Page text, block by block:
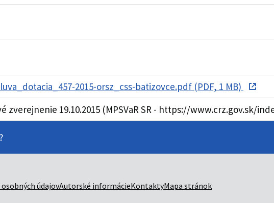
2015-orsz_css-batizovce.pdf (PDF, 1 MB)
zverejnenie 19.10.2015 (MPSVaR SR - https://www.crz.gov.sk/
údajovAutorské informácieKontaktyMapa stránok